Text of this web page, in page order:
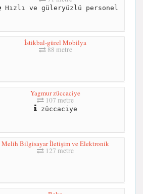
Hızlı ve güleryüzlü personel
İstikbal-gürel Mobilya
88 metre
Yagmur züccaciye
107 metre
züccaciye
Melih Bilgisayar İletişim ve Elektronik
127 metre